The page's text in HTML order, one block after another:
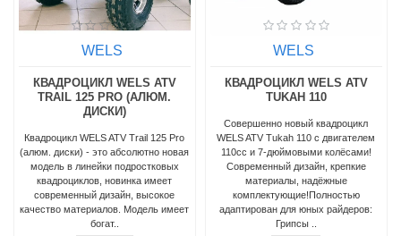
WELS
КВАДРОЦИКЛ WELS ATV
TRAIL 125 PRO (АЛЮМ.
ДИСКИ)
Квадроцикл WELS ATV Trail 125 Pro
(алюм. диски) - это абсолютно новая
модель в линейки подростковых
квадроциклов, новинка имеет
современный дизайн, высокое
качество материалов. Модель имеет
богат..
WELS
КВАДРОЦИКЛ WELS ATV
TUKAH 110
Совершенно новый квадроцикл
WELS ATV Tukah 110 с двигателем
110сс и 7-дюймовыми колёсами!
Современный дизайн, крепкие
материалы, надёжные
комплектующие!Полностью
адаптирован для юных райдеров:
Грипсы ..